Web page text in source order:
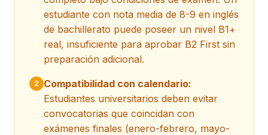
estudiante con nota media de 8-9 en inglés
de bachillerato puede poseer un nivel B1+
real, insuficiente para aprobar B2 First sin
preparación adicional.
2
Compatibilidad con calendario:
Estudiantes universitarios deben evitar
convocatorias que coincidan con
exámenes finales (enero-febrero, mayo-